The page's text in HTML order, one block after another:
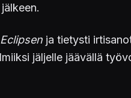
ja tietysti
jäljelle jäävällä